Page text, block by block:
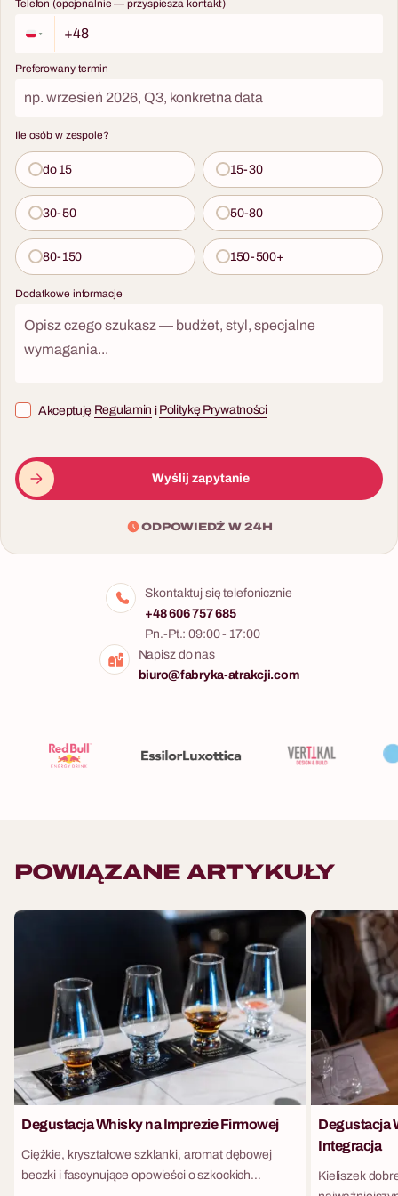
Telefon (opcjonalnie — przyspiesza kontakt)
Preferowany termin
Ile osób w zespole?
do 15 15-30
30-50 50-80
80-150 150-500+
Dodatkowe informacje
Akceptuję Regulamin i Politykę Prywatności
Wyślij zapytanie
ODPOWIEDŹ W 24H
Skontaktuj się telefonicznie
+48 606 757 685
Pn.-Pt.: 09:00 - 17:00
Napisz do nas
biuro@fabryka-atrakcji.com
POWIĄZANE ARTYKUŁY
Degustacja Whisky na Imprezie Firmowej
Ciężkie, kryształowe szklanki, aromat dębowej
beczki i fascynujące opowieści o szkockich
Degustacja
Integracja
Kieliszek